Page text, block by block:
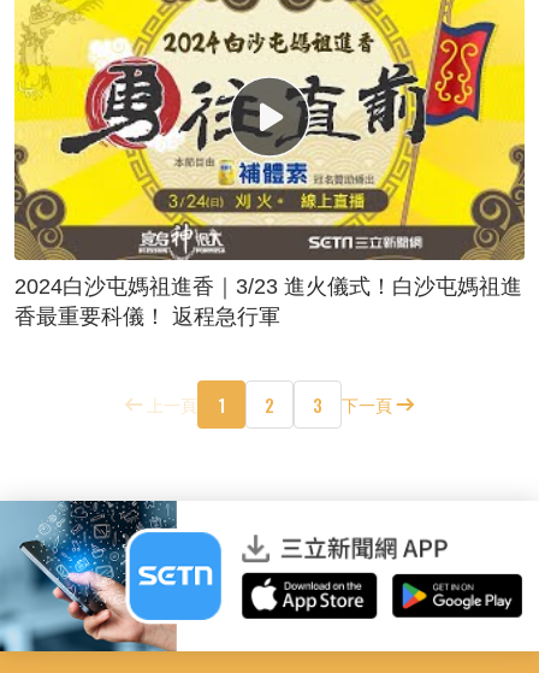
2024白沙屯媽祖進香｜3/23 進火儀式！白沙屯媽祖進
香最重要科儀！ 返程急行軍
上一頁 1 2 3 下一頁